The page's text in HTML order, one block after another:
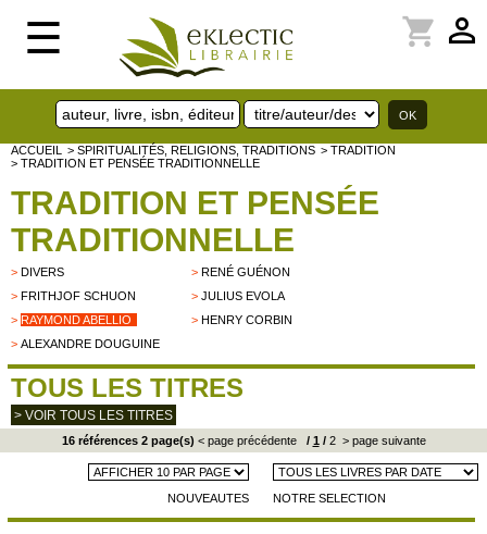
☰ perm_identity
shopping_cart
ACCUEIL > SPIRITUALITÉS, RELIGIONS, TRADITIONS > TRADITION
> TRADITION ET PENSÉE TRADITIONNELLE
TRADITION ET PENSÉE
TRADITIONNELLE
> DIVERS >RENÉ GUÉNON
> FRITHJOF SCHUON >JULIUS EVOLA
> RAYMOND ABELLIO >HENRY CORBIN
> ALEXANDRE DOUGUINE
TOUS LES TITRES
> VOIR TOUS LES TITRES
16 références 2 page(s) < page précédente/ 1 /2 > page suivante
NOUVEAUTES NOTRE SELECTION